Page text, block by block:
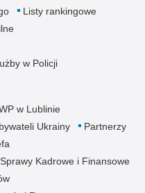
Listy rankingowe
w Policji
w Lublinie
Ukrainy
Partnerzy
Sprawy Kadrowe i Finansowe